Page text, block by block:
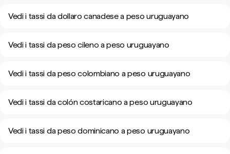
Vedi i tassi da dollaro canadese a peso uruguayano
Vedi i tassi da peso cileno a peso uruguayano
Vedi i tassi da peso colombiano a peso uruguayano
Vedi i tassi da colón costaricano a peso uruguayano
Vedi i tassi da peso dominicano a peso uruguayano